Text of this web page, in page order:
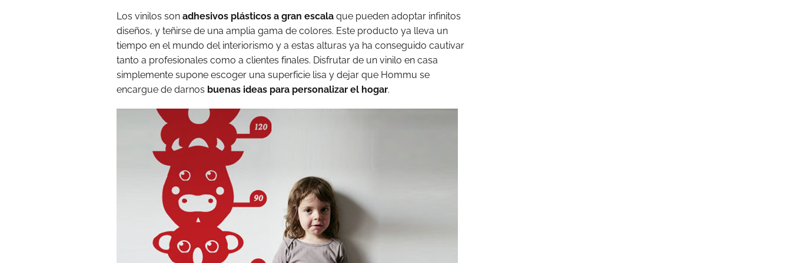
Los vinilos son adhesivos plásticos a gran escala que pueden adoptar infinitos
diseños, y teñirse de una amplia gama de colores. Este producto ya lleva un
tiempo en el mundo del interiorismo y a estas alturas ya ha conseguido cautivar
tanto a profesionales como a clientes finales. Disfrutar de un vinilo en casa
simplemente supone escoger una superficie lisa y dejar que Hommu se
encargue de darnos buenas ideas para personalizar el hogar.